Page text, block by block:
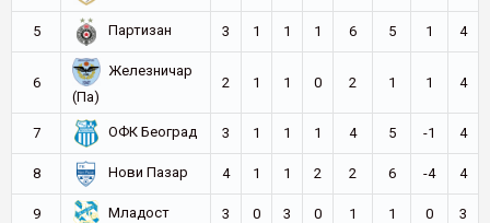
5 Партизан 3 1 1 1 6 5 1 4
6
Железничар
(Па)
2 1 1 0 2 1 1 4
7 ОФК Београд 3 1 1 1 4 5 -1 4
8 Нови Пазар 4 1 1 2 2 6 -4 4
9 Младост 3 0 3 0 1 1 0 3